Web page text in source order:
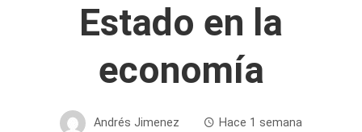
Estado en la
economía
Andrés Jimenez Hace 1 semana